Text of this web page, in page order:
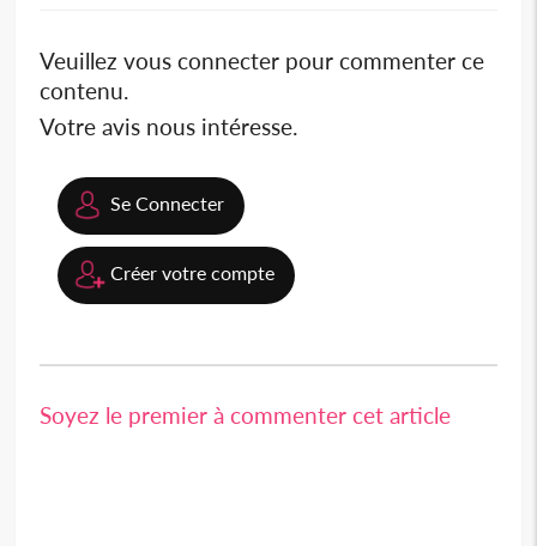
Veuillez vous connecter pour commenter ce
contenu.
Votre avis nous intéresse.
Se Connecter
Créer votre compte
Soyez le premier à commenter cet article